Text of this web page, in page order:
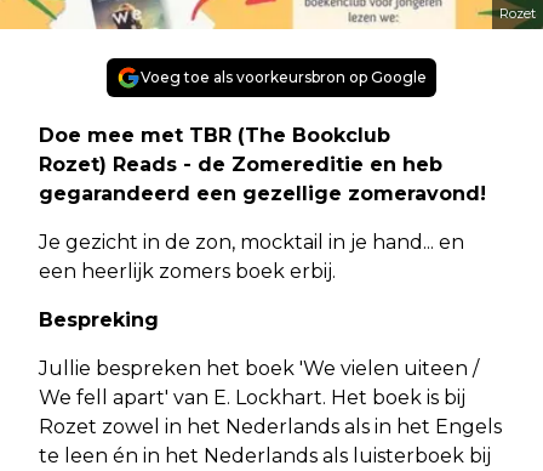
Rozet
Voeg toe als voorkeursbron op Google
Doe mee met TBR (The Bookclub
Rozet) Reads - de Zomereditie en heb
gegarandeerd een gezellige zomeravond!
Je gezicht in de zon, mocktail in je hand... en
een heerlijk zomers boek erbij.
Bespreking
Jullie bespreken het boek 'We vielen uiteen /
We fell apart' van E. Lockhart. Het boek is bij
Rozet zowel in het Nederlands als in het Engels
te leen én in het Nederlands als luisterboek bij